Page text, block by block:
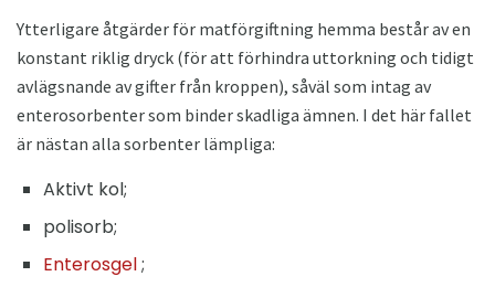
Ytterligare åtgärder för matförgiftning hemma består av en
konstant riklig dryck (för att förhindra uttorkning och tidigt
avlägsnande av gifter från kroppen), såväl som intag av
enterosorbenter som binder skadliga ämnen. I det här fallet
är nästan alla sorbenter lämpliga:
Aktivt kol;
polisorb;
Enterosgel;